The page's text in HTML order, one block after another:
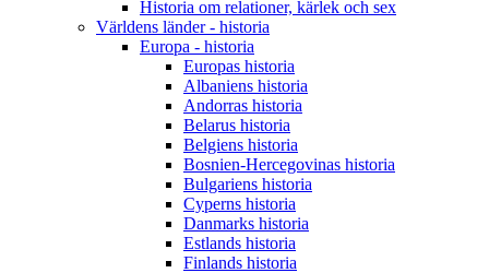
Historia om relationer, kärlek och sex
Världens länder - historia
Europa - historia
Europas historia
Albaniens historia
Andorras historia
Belarus historia
Belgiens historia
Bosnien-Hercegovinas historia
Bulgariens historia
Cyperns historia
Danmarks historia
Estlands historia
Finlands historia